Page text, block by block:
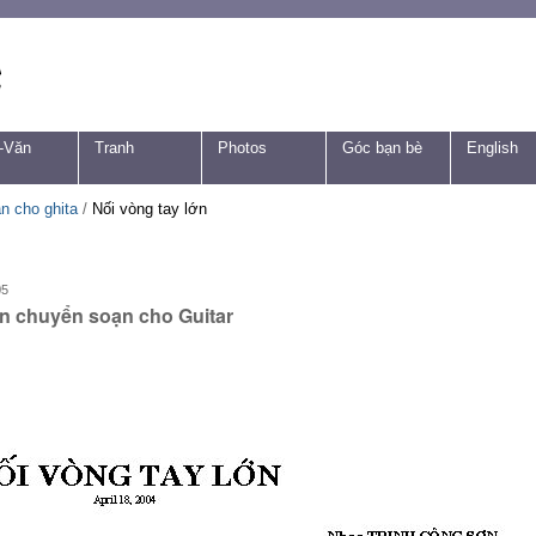
Tranh Photos Góc bạn bè English
cho ghita / Nối vòng tay lớn
chuyển soạn cho Guitar